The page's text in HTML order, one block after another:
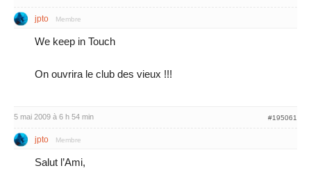
jpto Membre
We keep in Touch
On ouvrira le club des vieux !!!
5 mai 2009 à 6 h 54 min #195061
jpto Membre
Salut l’Ami,